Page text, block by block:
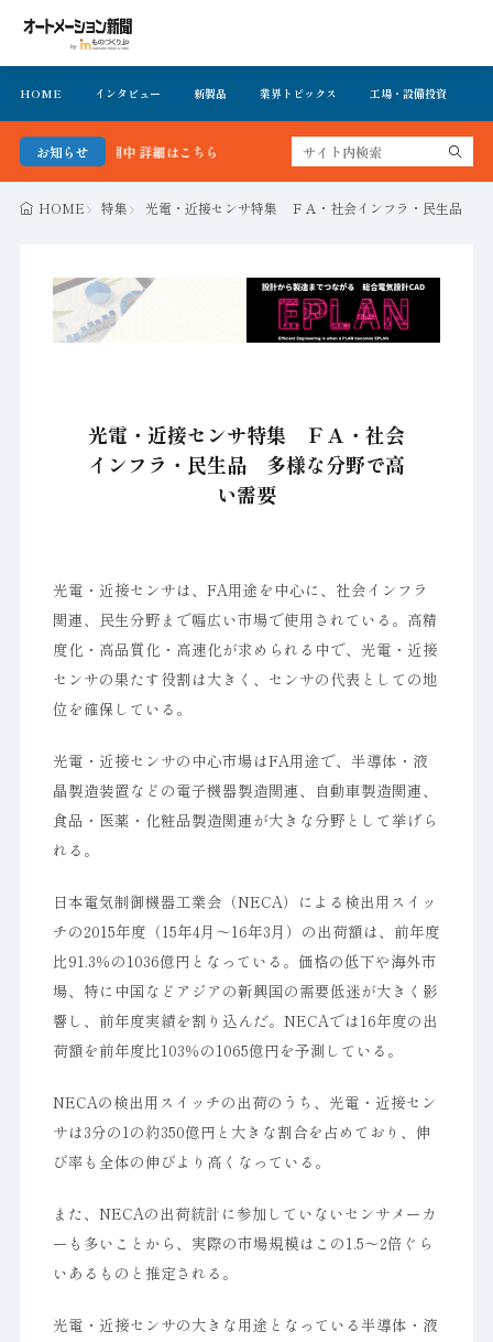
HOME インタビュー 新製品 業界トピックス 工場・設備投資
お知らせ
公開中 詳細はこちら
HOME 特集 光電・近接センサ特集 ＦＡ・社会インフラ・民生品 多
光電・近接センサ特集 ＦＡ・社会
インフラ・民生品 多様な分野で高
い需要
光電・近接センサは、FA用途を中心に、社会インフラ
関連、民生分野まで幅広い市場で使用されている。高精
度化・高品質化・高速化が求められる中で、光電・近接
センサの果たす役割は大きく、センサの代表としての地
位を確保している。
光電・近接センサの中心市場はFA用途で、半導体・液
晶製造装置などの電子機器製造関連、自動車製造関連、
食品・医薬・化粧品製造関連が大きな分野として挙げら
れる。
日本電気制御機器工業会（NECA）による検出用スイッ
チの2015年度（15年4月～16年3月）の出荷額は、前年度
比91.3％の1036億円となっている。価格の低下や海外市
場、特に中国などアジアの新興国の需要低迷が大きく影
響し、前年度実績を割り込んだ。NECAでは16年度の出
荷額を前年度比103％の1065億円を予測している。
NECAの検出用スイッチの出荷のうち、光電・近接セン
サは3分の1の約350億円と大きな割合を占めており、伸
び率も全体の伸びより高くなっている。
また、NECAの出荷統計に参加していないセンサメーカ
ーも多いことから、実際の市場規模はこの1.5～2倍ぐら
いあるものと推定される。
光電・近接センサの大きな用途となっている半導体・液